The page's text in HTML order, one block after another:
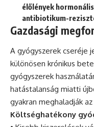
élőlények
antibiotikum-
Gazdasági
A gyógyszerek cseréje
különösen krónikus
gyógyszerek
hatástalanság miatti
gyakran meghaladják
Költséghatékony